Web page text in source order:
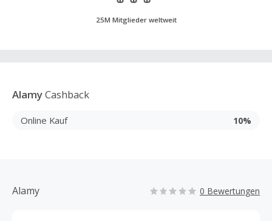
25M Mitglieder weltweit
AlamyCashback
Online Kauf 10%
Alamy 0 Bewertungen